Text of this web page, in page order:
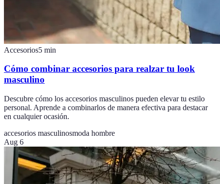
Accesorios5 min
Cómo combinar accesorios para realzar tu look
masculino
Descubre cómo los accesorios masculinos pueden elevar tu estilo
personal. Aprende a combinarlos de manera efectiva para destacar
en cualquier ocasión.
accesorios masculinosmoda hombre
Aug 6